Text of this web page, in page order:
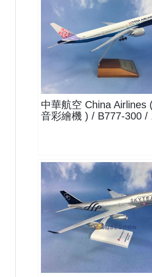
CAL20B773P03
中華航空 China Airlines
音彩繪機 ) / B777-300 /
CAL25B744P05